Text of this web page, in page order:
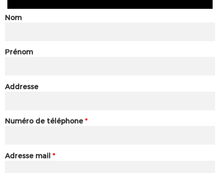
Nom
Prénom
Addresse
Numéro de téléphone *
Adresse mail *